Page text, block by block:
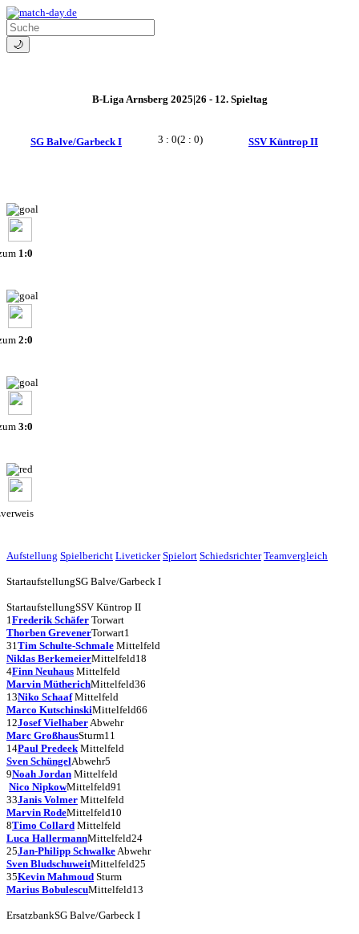
🌙
B-Liga Arnsberg 2025|26 - 12. Spieltag
SG Balve/Garbeck I 3 : 0(2 : 0) SSV Küntrop II
1:0
2:0
3:0
Aufstellung Spielbericht Liveticker Spielort Schiedsrichter Teamvergleich
StartaufstellungSG Balve/Garbeck I
StartaufstellungSSV Küntrop II
1Frederik Schäfer Torwart
Thorben GrevenerTorwart1
31Tim Schulte-Schmale Mittelfeld
Niklas BerkemeierMittelfeld18
4Finn Neuhaus Mittelfeld
Marvin MütherichMittelfeld36
13Niko Schaaf Mittelfeld
Marco KutschinskiMittelfeld66
12Josef VielhaberAbwehr
Marc GroßhausSturm11
14Paul Predeek Mittelfeld
Sven SchüngelAbwehr5
9Noah Jordan Mittelfeld
Nico NipkowMittelfeld91
33Janis Volmer Mittelfeld
Marvin RodeMittelfeld10
8Timo Collard Mittelfeld
Luca HallermannMittelfeld24
25Jan-Philipp SchwalkeAbwehr
Sven BludschuweitMittelfeld25
35Kevin Mahmoud Sturm
Marius BobulescuMittelfeld13
ErsatzbankSG Balve/Garbeck I